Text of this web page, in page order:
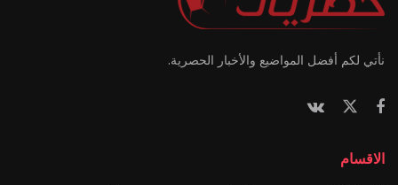
نأتي لكم أفضل المواضيع والأخبار الحصرية.
الاقسام